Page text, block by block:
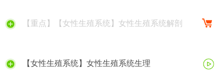
【重点】【女性生殖系统】女性生殖系统解剖
【女性生殖系统】女性生殖系统生理